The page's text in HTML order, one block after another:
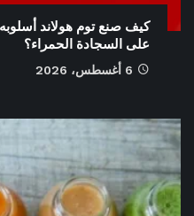
كيف صنع توم هولاند
على السجادة الحمراء؟
6 أغسطس، 2026